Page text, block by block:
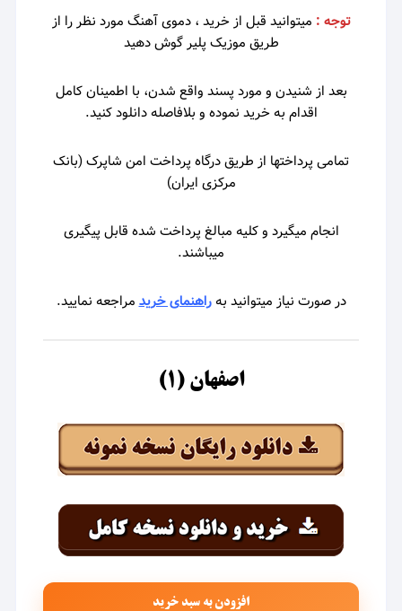
توجه : میتوانید قبل از خرید ، دمویآهنگ مورد نظر را از
طریق موزیک پلیر گوش دهید
بعد از شنیدن و مورد پسند واقع شدن، با اطمینان کامل
اقدام به خرید نموده و بلافاصله دانلود کنید.
تمامی پرداختها از طریق درگاه پرداخت امن شاپرک (بانک
مرکزی ایران)
انجام میگیرد و کلیه مبالغ پرداخت شده قابل پیگیری
میباشند.
در صورت نیاز میتوانید به راهنمای خریدمراجعه نمایید.
اصفهان (۱)
افزودن به سبد خرید